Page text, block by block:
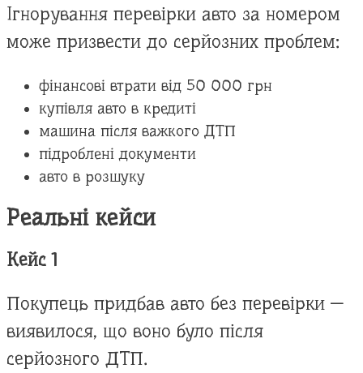
Ігнорування перевірки авто за номером
може призвести до серйозних проблем:
фінансові втрати від 50 000 грн
купівля авто в кредиті
машина після важкого ДТП
підроблені документи
авто в розшуку
Реальні кейси
Кейс 1
Покупець придбав авто без перевірки —
виявилося, що воно було після
серйозного ДТП.